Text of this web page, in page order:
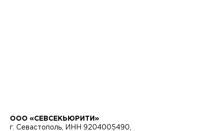
ООО «СЕВСЕКЬЮРИТИ»
г. Севастополь, ИНН 9204005490,